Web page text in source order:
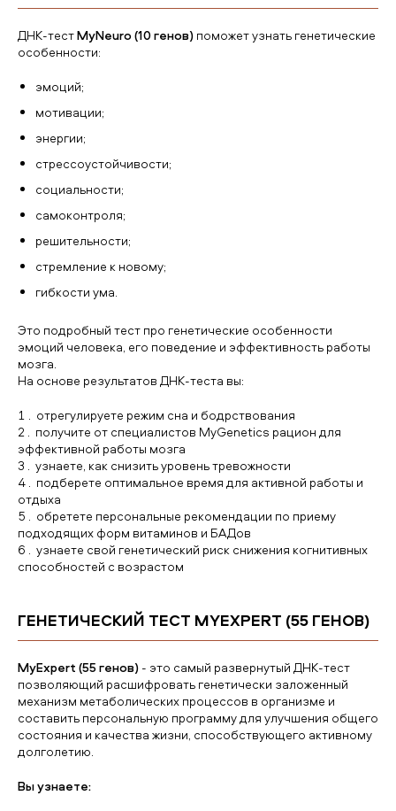
ДНК-тестMyNeuro (10 генов) поможет узнать генетические
особенности:
эмоций;
мотивации;
энергии;
стрессоустойчивости;
социальности;
самоконтроля;
решительности;
стремление к новому;
гибкости ума.
Это подробный тест про генетические особенности
эмоций человека, его поведение и эффективность работы
мозга.
На основе результатов ДНК-теста вы:
отрегулируете режим сна и бодрствования
получите от специалистов MyGenetics рацион для
эффективной работы мозга
узнаете, как снизить уровень тревожности
подберете оптимальное время для активной работы и
отдыха
обретете персональные рекомендации по приему
подходящих форм витаминов и БАДов
узнаете свой генетический риск снижения когнитивных
способностей с возрастом
ГЕНЕТИЧЕСКИЙ ТЕСТ MYEXPERT (55 ГЕНОВ)
MyExpert (55 генов) - это самый развернутый ДНК-тест
позволяющий расшифровать генетически заложенный
механизм метаболических процессов в организме и
составить персональную программу для улучшения общего
состояния и качества жизни, способствующего активному
долголетию.
Вы узнаете: